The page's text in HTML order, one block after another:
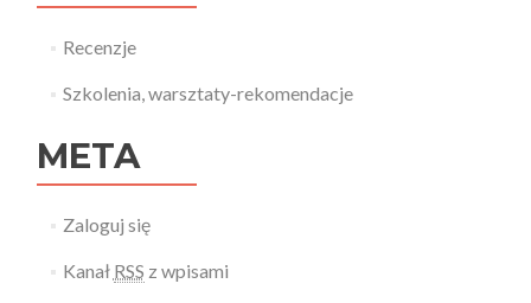
Recenzje
Szkolenia, warsztaty-rekomendacje
META
Zaloguj się
Kanał RSS z wpisami